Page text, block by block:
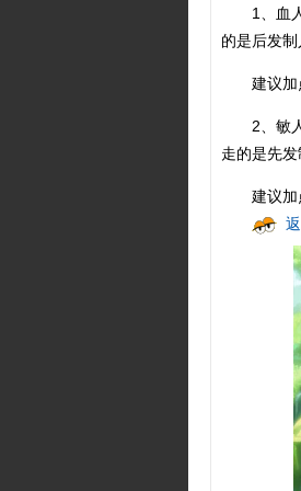
1、血
的是后发
建议
2、敏
走的是先
建议